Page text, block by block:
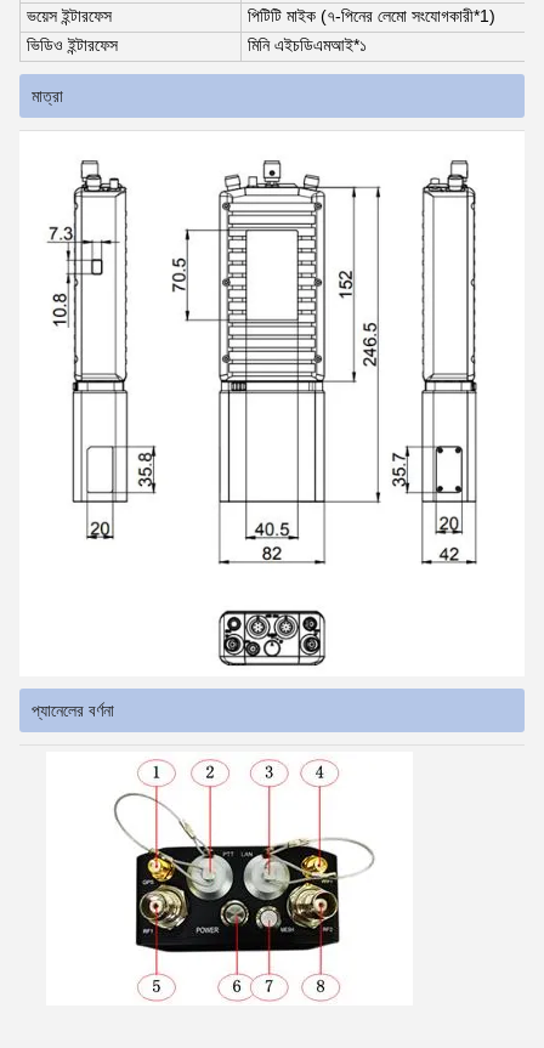
ভয়েস ইন্টারফেস
পিটিটি মাইক (৭-পিনের লেমো সংযোগকারী*1)
ভিডিও ইন্টারফেস
মিনি এইচডিএমআই*১
মাত্রা
প্যানেলের বর্ণনা